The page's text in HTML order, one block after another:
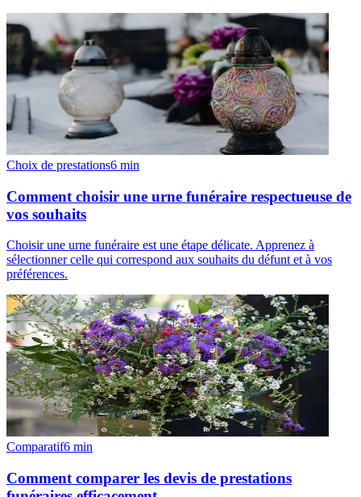
Choix de prestations6 min
Comment choisir une urne funéraire respectueuse de
vos souhaits
Choisir une urne funéraire est une étape délicate. Apprenez à
sélectionner celle qui correspond aux souhaits du défunt et à vos
préférences.
Comparatif6 min
Comment comparer les devis de prestations